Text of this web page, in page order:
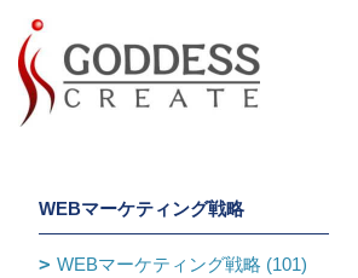
WEBマーケティング戦略
WEBマーケティング戦略 (101)